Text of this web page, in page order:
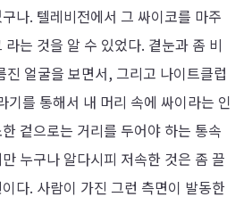
나. 텔레비전에서 그 싸이코를 마주
는 것을 알 수 있었다. 곁눈과 좀 비
진 얼굴을 보면서, 그리고 나이트클럽
기를 통해서 내 머리 속에 싸이라는 인
겉으로는 거리를 두어야 하는 통속
누구나 알다시피 저속한 것은 좀 끌
다. 사람이 가진 그런 측면이 발동한